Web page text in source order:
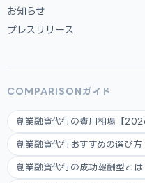
お知らせ
プレスリリース
COMPARISONガイド
創業融資代行の費用相場【
創業融資代行おすすめの選び
創業融資代行の成功報酬型と